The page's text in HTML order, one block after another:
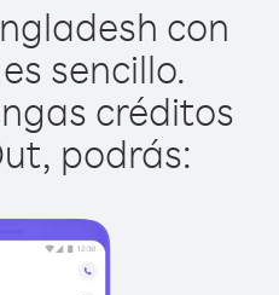
con
sencillo.
créditos
podrás: